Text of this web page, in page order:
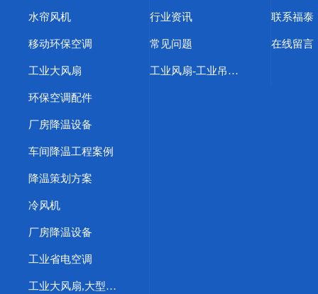
水帘风机
移动环保空调
工业大风扇
环保空调配件
厂房降温设备
车间降温工程案例
降温策划方案
冷风机
厂房降温设备
工业省电空调
工业大风扇,大型直驱工业风扇,直驱工业风扇,工业大吊扇,大型工业节能风扇
行业资讯
常见问题
工业风扇-工业吊扇-工业大吊扇-东莞市福泰节能环保设备有限公司主营
联系福泰
在线留言